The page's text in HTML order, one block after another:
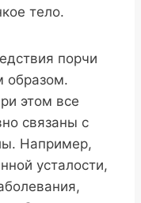
тело.
порчи
образом.
этом все
связаны с
Например,
усталости,